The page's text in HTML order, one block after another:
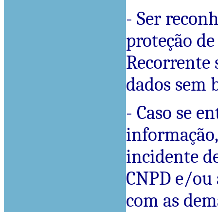
- Ser
proteção
Recorrente
dados sem
- Caso se
incidente
CNPD e/
com as